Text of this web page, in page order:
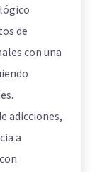
de
con una
adicciones,
a